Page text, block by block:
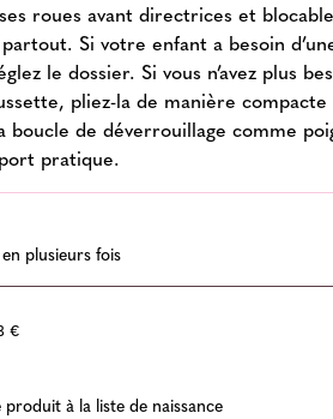
roues avant directrices et
Si votre enfant a besoin
le dossier. Si vous n’avez plus
pliez-la de manière
boucle de déverrouillage comme
pratique.
plusieurs fois
€
à la liste de naissance